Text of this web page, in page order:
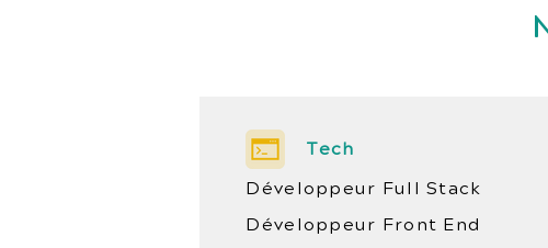
Tech
Développeur Full Stack
Développeur Front End